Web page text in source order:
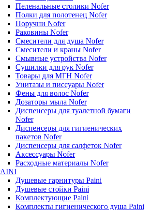
Пеленальные столики Nofer
Полки для полотенец Nofer
Поручни Nofer
Раковины Nofer
Смесители для душа Nofer
Смесители и краны Nofer
Смывные устройства Nofer
Сушилки для рук Nofer
Товары для МГН Nofer
Унитазы и писсуары Nofer
Фены для волос Nofer
Дозаторы мыла Nofer
Диспенсеры для туалетной бумаги
Nofer
Диспенсеры для гигиенических
пакетов Nofer
Диспенсеры для салфеток Nofer
Аксессуары Nofer
Расходные материалы Nofer
Душевые гарнитуры Paini
Душевые стойки Paini
Комплектующие Paini
Комплекты гигиенического душа Paini